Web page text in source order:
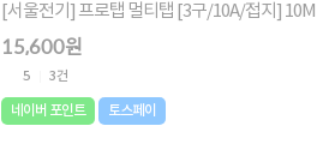
[서울전기] 프로탭 멀티탭 [3구/10A/접지] 10M
15,600원
5 3건
네이버 포인트 토스페이